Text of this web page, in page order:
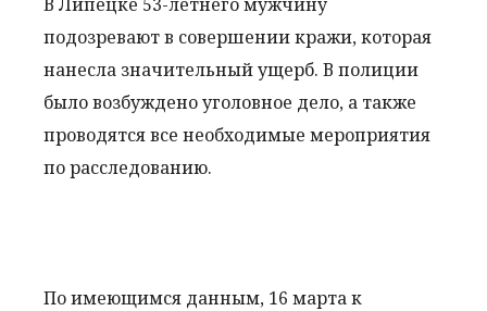
подозревают в совершении кражи, которая
нанесла значительный ущерб. В полиции
было возбуждено уголовное дело, а также
проводятся все необходимые мероприятия
по расследованию.
По имеющимся данным, 16 марта к